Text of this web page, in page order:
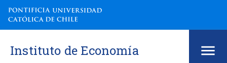
Instituto de Economía